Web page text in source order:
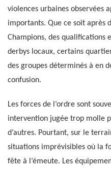
violences urbaines observées
importants. Que ce soit après
Champions, des qualifications
derbys locaux, certains
des groupes déterminés à en
confusion.
Les forces de l’ordre sont
intervention jugée trop molle
d’autres. Pourtant, sur le
situations imprévisibles où la
fête à l’émeute. Les